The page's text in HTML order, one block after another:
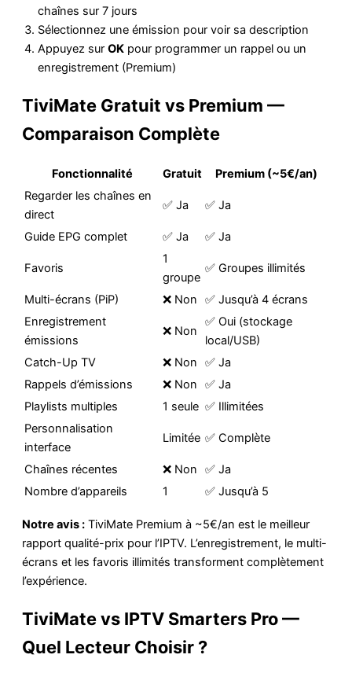
chaînes sur 7 jours
Sélectionnez une émission pour voir sa description
Appuyez sur OK pour programmer un rappel ou un
enregistrement (Premium)
TiviMate Gratuit vs Premium —
Comparaison Complète
Fonctionnalité Gratuit
Premium (~5€/an)
Regarder les chaînes en
direct
✅ Ja ✅ Ja
Guide EPG complet ✅ Ja ✅ Ja
Favoris
1
groupe
✅ Groupes illimités
Multi-écrans (PiP) ❌ Non
✅ Jusqu’à 4 écrans
Enregistrement
émissions
❌ Non
✅ Oui (stockage
local/USB)
Catch-Up TV
❌ Non
✅ Ja
Rappels d’émissions
❌ Non
✅ Ja
Playlists multiples
1 seule ✅ Illimitées
Personnalisation
interface
Limitée ✅ Complète
Chaînes récentes ❌ Non
✅ Ja
Nombre d’appareils
1 ✅ Jusqu’à 5
Notre avis : TiviMate Premium à ~5€/an est le meilleur
rapport qualité-prix pour l’IPTV. L’enregistrement, le multi-
écrans et les favoris illimités transforment complètement
l’expérience.
TiviMate vs IPTV Smarters Pro —
Quel Lecteur Choisir ?